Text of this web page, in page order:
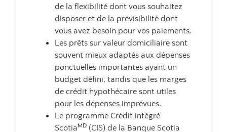
de la flexibilité dont vous souhaitez
disposer et de la prévisibilité dont
vous avez besoin pour vos paiements.
Les prêts sur valeur domiciliaire sont
souvent mieux adaptés aux dépenses
ponctuelles importantes ayant un
budget défini, tandis que les marges
de crédit hypothécaire sont utiles
pour les dépenses imprévues.
Le programme Crédit intégré
ScotiaMD (CIS) de la Banque Scotia